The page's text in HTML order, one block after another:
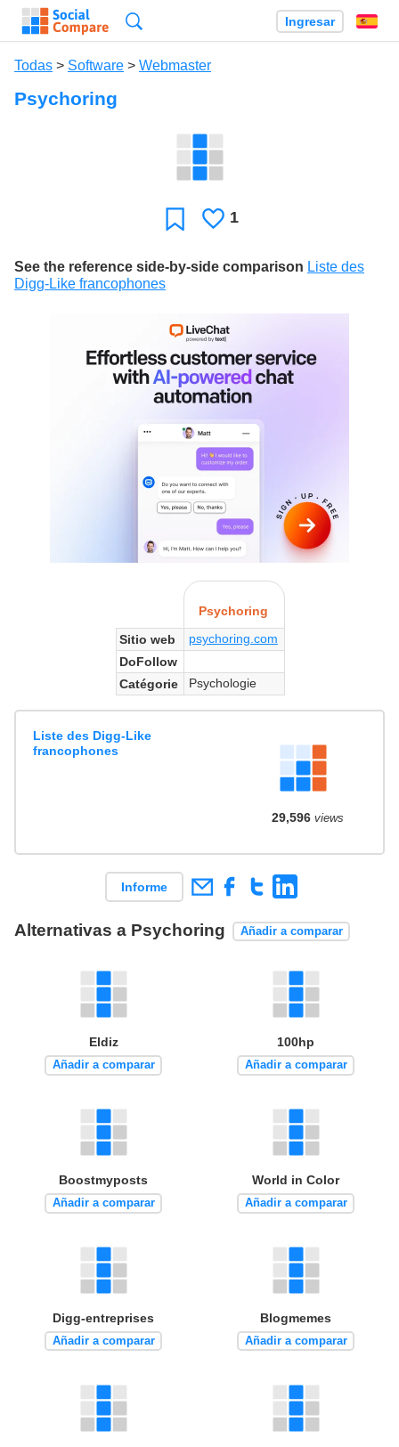
Ingresar
Todas > Software > Webmaster
Psychoring
Favoritos
Le
1
See the reference side-by-side comparison Liste des
Digg-Like francophones
Psychoring
Sitio web
psychoring.com
DoFollow
Catégorie
Psychologie
Liste des Digg-Like
francophones
29,596views
Informe
Alternativas a Psychoring Añadir a comparar
Eldiz
Añadir a comparar
100hp
Añadir a comparar
Boostmyposts
Añadir a comparar
World in Color
Añadir a comparar
Digg-entreprises
Añadir a comparar
Blogmemes
Añadir a comparar